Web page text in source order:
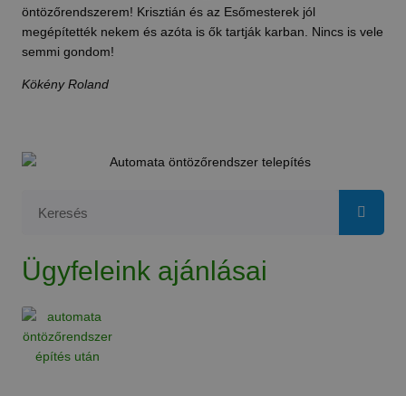
öntözőrendszerem! Krisztián és az Esőmesterek jól
megépítették nekem és azóta is ők tartják karban. Nincs is vele
semmi gondom!
Kökény Roland
Ügyfeleink ajánlásai